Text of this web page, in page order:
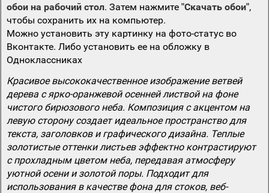
обои на рабочий стол. Затем нажмите "Скачать обои",
чтобы сохранить их на компьютер.
Можно установить эту картинку на фото-статус во
Вконтакте. Либо установить ее на обложку в
Одноклассниках
Красивое высококачественное изображение ветвей
дерева с ярко-оранжевой осенней листвой на фоне
чистого бирюзового неба. Композиция с акцентом на
левую сторону создает идеальное пространство для
текста, заголовков и графического дизайна. Теплые
золотистые оттенки листьев эффектно контрастируют
с прохладным цветом неба, передавая атмосферу
уютной осени и золотой поры. Подходит для
использования в качестве фона для стоков, веб-